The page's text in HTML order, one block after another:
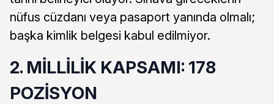
nüfus cüzdanı veya pasaport yanında olmalı;
başka kimlik belgesi kabul edilmiyor.
2. MİLLİLİK KAPSAMI: 178
POZİSYON